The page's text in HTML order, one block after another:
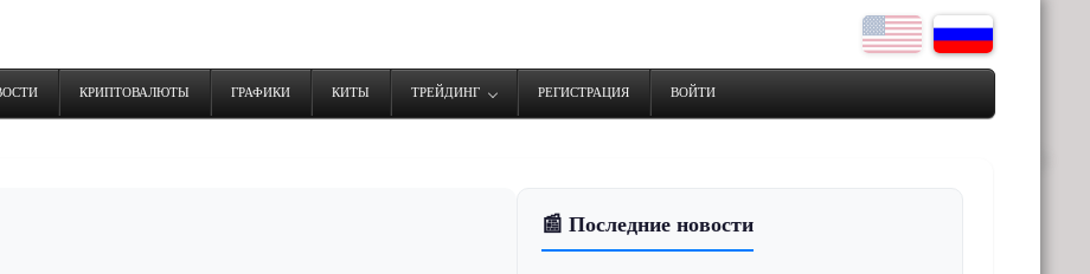
КРИПТОВАЛЮТЫ ГРАФИКИ КИТЫ ТРЕЙДИНГ РЕГИСТРАЦИЯ ВОЙТИ
📰 Последние новости